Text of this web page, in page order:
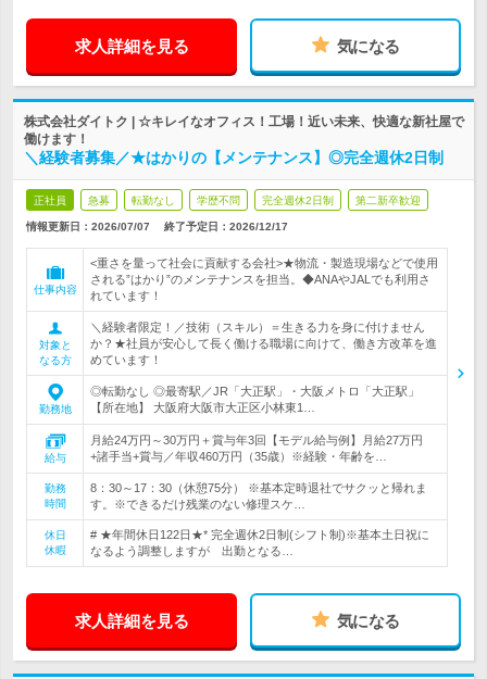
求人詳細を見る 気になる
株式会社ダイトク | ☆キレイなオフィス！工場！近い未来、快適な新社屋で
働けます！
＼経験者募集／★はかりの【メンテナンス】◎完全週休2日制
正社員 急募 転勤なし 学歴不問 完全週休2日制 第二新卒歓迎
情報更新日：2026/07/07 終了予定日： 2026/12/17
仕事内容
<重さを量って社会に貢献する会社>★物流・製造現場などで使用
される”はかり”のメンテナンスを担当。◆ANAやJALでも利用さ
れています！
対象と
なる方
＼経験者限定！／技術（スキル）＝生きる力を身に付けません
か？★社員が安心して長く働ける職場に向けて、働き方改革を進
めています！
勤務地
◎転勤なし ◎最寄駅／JR「大正駅」・大阪メトロ「大正駅」
【所在地】 大阪府大阪市大正区小林東1…
給与
月給24万円～30万円＋賞与年3回【モデル給与例】月給27万円
+諸手当+賞与／年収460万円（35歳）※経験・年齢を…
勤務
時間
8：30～17：30（休憩75分） ※基本定時退社でサクッと帰れま
す。※できるだけ残業のない修理スケ…
休日
休暇
# ★年間休日122日★* 完全週休2日制(シフト制)※基本土日祝に
なるよう調整しますが 出勤となる…
求人詳細を見る 気になる